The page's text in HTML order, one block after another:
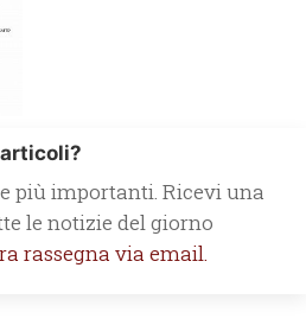
più importanti. Ricevi una
le notizie del giorno
rassegna via email.